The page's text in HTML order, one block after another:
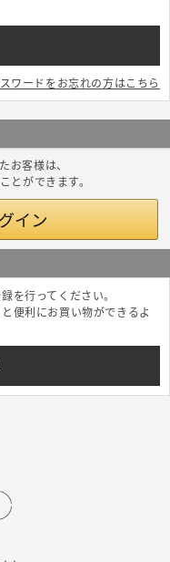
ワードをお忘れの方はこちら
お客様は、
ができます。
を行ってください。
便利にお買い物ができるよ